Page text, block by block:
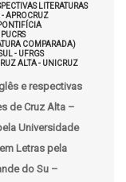
LITERATURAS
- APROCRUZ
COMPARADA)
- UFRGS
ALTA - UNICRUZ
e respectivas
de Cruz Alta –
Universidade
Letras pela
do Su –